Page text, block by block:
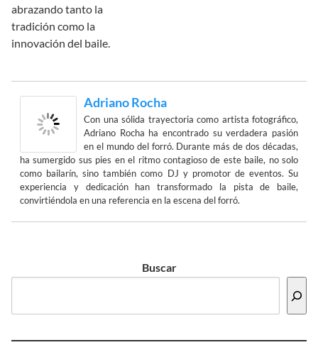
abrazando tanto la
tradición como la
innovación del baile.
Adriano Rocha
Con una sólida trayectoria como artista fotográfico,
Adriano Rocha ha encontrado su verdadera pasión
en el mundo del forró. Durante más de dos décadas,
ha sumergido sus pies en el ritmo contagioso de este baile, no solo
como bailarín, sino también como DJ y promotor de eventos. Su
experiencia y dedicación han transformado la pista de baile,
convirtiéndola en una referencia en la escena del forró.
Buscar